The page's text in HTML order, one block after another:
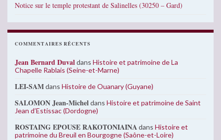
Notice sur le temple protestant de Salinelles (30250 – Gard)
COMMENTAIRES RÉCENTS
Jean Bernard Duvaldans Histoire et patrimoine de La
Chapelle Rablais (Seine-et-Marne)
LEI-SAMdans Histoire de Ouanary (Guyane)
SALOMON Jean-Micheldans Histoire et patrimoine de Saint
Jean d’Estissac (Dordogne)
ROSTAING EPOUSE RAKOTONIAINAdans Histoire et
patrimoine du Breuil en Bourgogne (Saône-et-Loire)